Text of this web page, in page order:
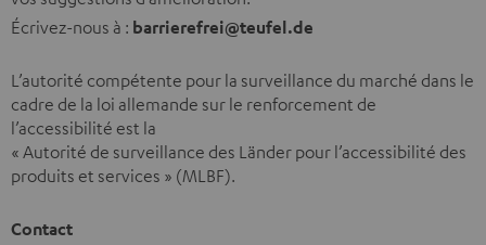
Écrivez-nous à : barrierefrei@teufel.de
L’autorité compétente pour la surveillance du marché dans le
cadre de la loi allemande sur le renforcement de
l’accessibilité est la
« Autorité de surveillance des Länder pour l’accessibilité des
produits et services » (MLBF).
Contact